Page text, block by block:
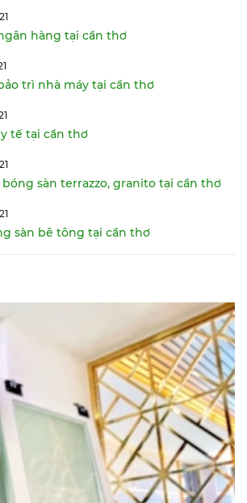
hàng tại cần thơ
trì nhà máy tại cần thơ
tế tại cần thơ
sàn terrazzo, granito tại cần thơ
sàn bê tông tại cần thơ